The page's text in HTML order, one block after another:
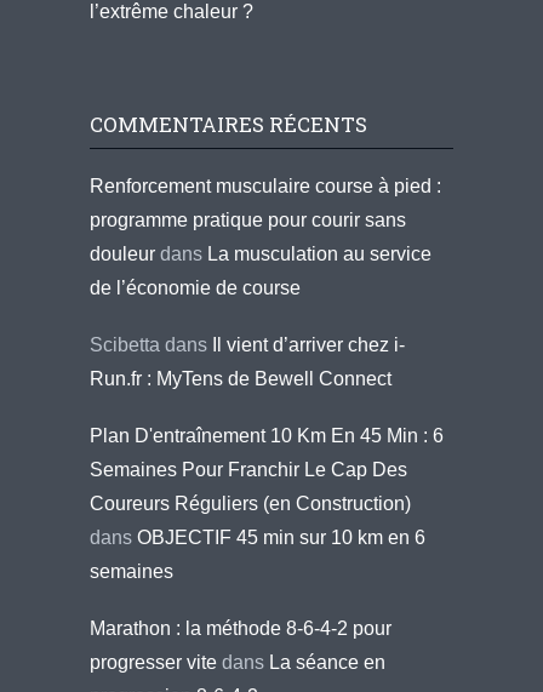
l’extrême chaleur ?
COMMENTAIRES RÉCENTS
Renforcement musculaire course à pied :
programme pratique pour courir sans
douleur dans La musculation au service
de l’économie de course
Scibetta dans
Il vient d’arriver chez i-
Run.fr : MyTens de Bewell Connect
Plan D'entraînement 10 Km En 45 Min : 6
Semaines Pour Franchir Le Cap Des
Coureurs Réguliers (en Construction)
dans OBJECTIF 45 min sur 10 km en 6
semaines
Marathon : la méthode 8-6-4-2 pour
progresser vite dans La séance en